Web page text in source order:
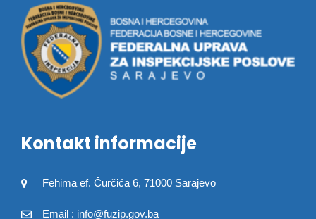
Kontakt informacije
Fehima ef. Čurčića 6, 71000 Sarajevo
Email : info@fuzip.gov.ba